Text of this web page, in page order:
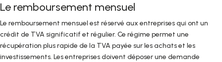
Le remboursement mensuel
Le remboursement mensuel est réservé aux entreprises qui ont un
crédit de TVA significatif et régulier. Ce régime permet une
récupération plus rapide de la TVA payée sur les achats et les
investissements. Les entreprises doivent déposer une demande